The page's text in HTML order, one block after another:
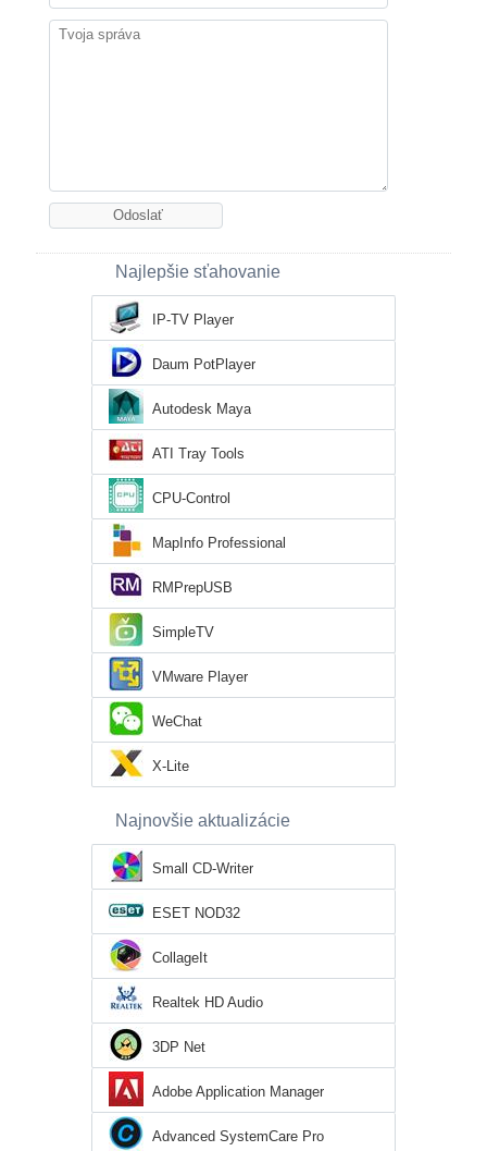
Najlepšie sťahovanie
IP-TV Player
Daum PotPlayer
Autodesk Maya
ATI Tray Tools
CPU-Control
MapInfo Professional
RMPrepUSB
SimpleTV
VMware Player
WeChat
X-Lite
Najnovšie aktualizácie
Small CD-Writer
ESET NOD32
CollageIt
Realtek HD Audio
3DP Net
Adobe Application Manager
Advanced SystemCare Pro